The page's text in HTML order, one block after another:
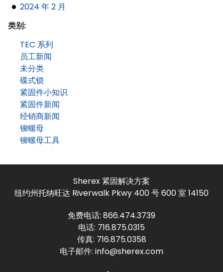
2024 年 2 月
类别:
TEC 系列
员工新闻
未分类
碟式锁
紧固件小知识
紧固件新闻
经销商新闻
铆螺母
铆螺母工具
Sherex 紧固解决方案
纽约州托纳旺达 Riverwalk Pkwy 400 号 600 室 14150
免费电话: 866.474.3739
电话: 716.875.0315
传真: 716.875.0358
电子邮件: info@sherex.com